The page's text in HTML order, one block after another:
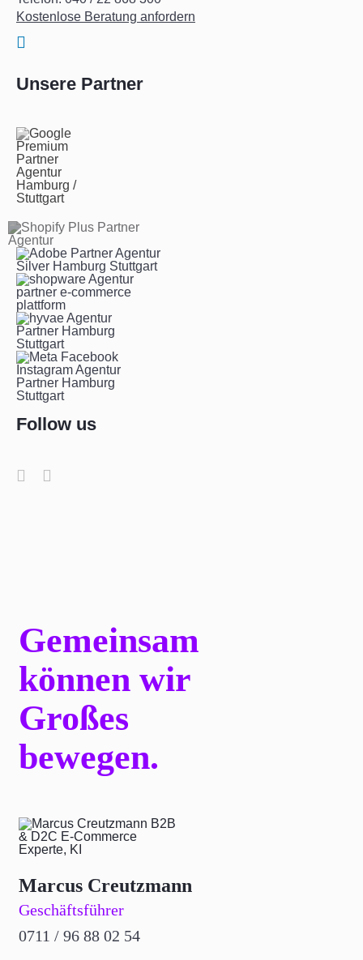
Kostenlose Beratung anfordern
Unsere Partner
Follow us
Gemeinsam
können wir
Großes
bewegen.
Marcus Creutzmann
Geschäftsführer
0711 / 96 88 02 54